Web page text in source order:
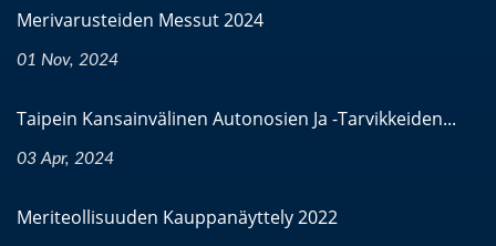
Merivarusteiden Messut 2024
01 Nov, 2024
Taipein Kansainvälinen Autonosien Ja -tarvikkeiden...
03 Apr, 2024
Meriteollisuuden Kauppanäyttely 2022